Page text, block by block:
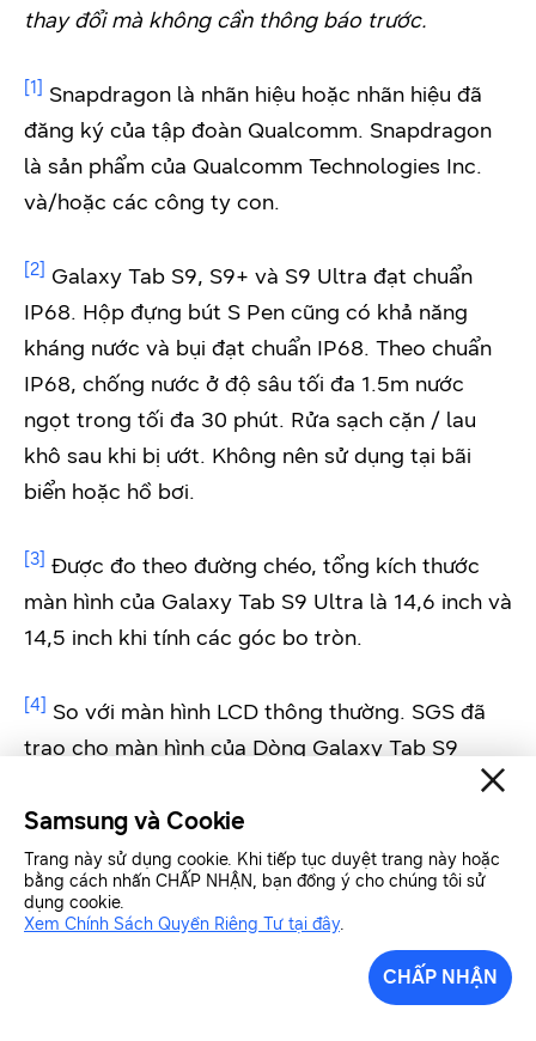
thay đổi mà không cần thông báo trước.
[1] Snapdragon là nhãn hiệu hoặc nhãn hiệu đã
đăng ký của tập đoàn Qualcomm. Snapdragon
là sản phẩm của Qualcomm Technologies Inc.
và/hoặc các công ty con.
[2] Galaxy Tab S9, S9+ và S9 Ultra đạt chuẩn
IP68. Hộp đựng bút S Pen cũng có khả năng
kháng nước và bụi đạt chuẩn IP68. Theo chuẩn
IP68, chống nước ở độ sâu tối đa 1.5m nước
ngọt trong tối đa 30 phút. Rửa sạch cặn / lau
khô sau khi bị ướt. Không nên sử dụng tại bãi
biển hoặc hồ bơi.
[3] Được đo theo đường chéo, tổng kích thước
màn hình của Galaxy Tab S9 Ultra là 14,6 inch và
14,5 inch khi tính các góc bo tròn.
[4] So với màn hình LCD thông thường. SGS đã
trao cho màn hình của Dòng Galaxy Tab S9
Chứng nhận Bảo vệ Mắt dựa trên khả năng giảm
đáng kể tác hại của ánh sáng xanh.
[5]So với dòng Galaxy Tab S8.
Smart Book Cover được bán rời.
Samsung và Cookie
Trang này sử dụng cookie. Khi tiếp tục duyệt trang này hoặc
bằng cách nhấn CHẤP NHẬN, bạn đồng ý cho chúng tôi sử
dụng cookie.
Xem Chính Sách Quyền Riêng Tư tại đây.
CHẤP NHẬN